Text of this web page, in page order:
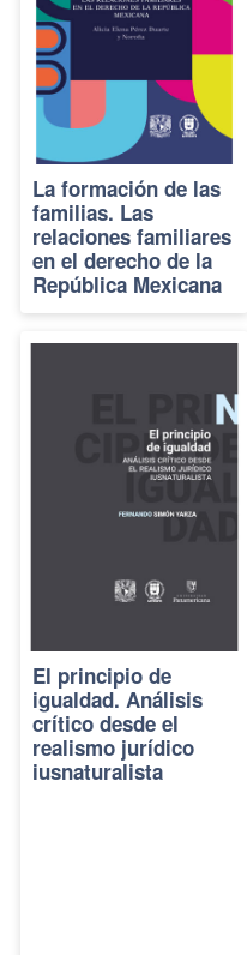
La formación de las
familias. Las
relaciones familiares
en el derecho de la
República Mexicana
El principio de
igualdad. Análisis
crítico desde el
realismo jurídico
iusnaturalista